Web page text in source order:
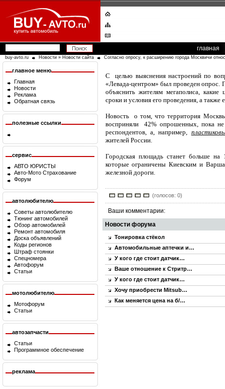
главная
buy-avto.ru Новости » Новости сайта Согласно опросу, к расширению города Москвичи
главное меню
Главная
Новости
Реклама
Обратная связь
полезные ссылки
сервис
АВТО ЮРИСТЫ
Авто-Мото Страхование
Форум
автолюбителю
Советы автолюбителю
Тюнинг автомобилей
Обзор автомобилей
Ремонт автомобиля
Доска объявлений
Коды регионов
Штраф стоянки
Спецномера
Автофорум
Статьи
мотолюбителю
Мотофорум
Статьи
автозапчасти
Статьи
Программное обеспечение
реклама
С целью выяснения настроений по
«Левада-центром» был проведен опрос.
объяснить жителям мегаполиса,
сроки и условия его проведения, а
Новость о том, что территория
восприняли 42% опрошенных, пока не
респондентов, а, например,
жителей России.
Городская площадь станет больше
которые ограничены Киевским и
железной дороги.
(голосов: 0)
Ваши комментарии:
Новости форума
Тонировка стёкол
Автомобильные аптечки и…
У кого где стоит датчик…
Ваше отношение к Стритр…
У кого где стоит датчик…
Хочу приобрести Mitsub…
Как меняется цена на б/…